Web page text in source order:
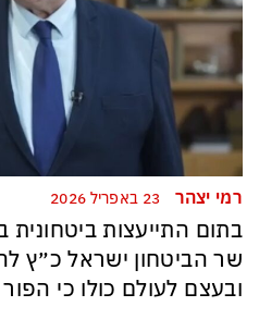
רמי יצהר
בתום התייעצות
שר הביטחון ישראל כ״ץ
ובעצם לעולם כולו כי